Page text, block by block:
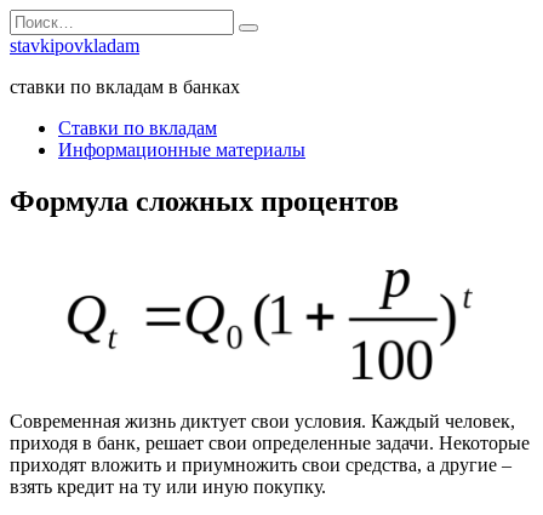
Перейти
к
содержанию
Search
for:
stavkipovkladam
ставки по вкладам в банках
Ставки по вкладам
Информационные материалы
Формула сложных процентов
Современная жизнь диктует свои условия. Каждый человек,
приходя в банк, решает свои определенные задачи. Некоторые
приходят вложить и приумножить свои средства, а другие –
взять кредит на ту или иную покупку.